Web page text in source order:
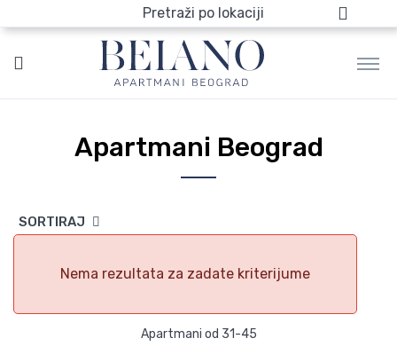
Pretraži po lokaciji
Apartmani Beograd
SORTIRAJ
Nema rezultata za zadate kriterijume
Apartmani od 31-45